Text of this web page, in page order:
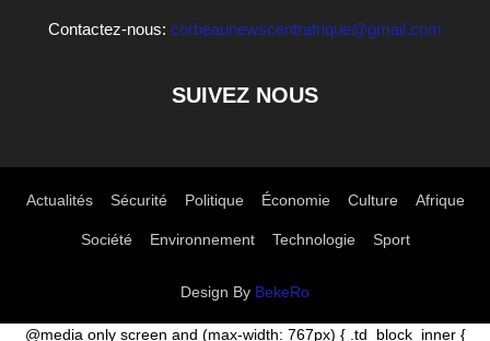
Contactez-nous: corbeaunewscentrafrique@gmail.com
SUIVEZ NOUS
Actualités Sécurité Politique Économie Culture Afrique
Société Environnement Technologie Sport
Design By BekeRo
@media only screen and (max-width: 767px) { .td_block_inner {